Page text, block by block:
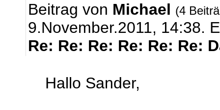
Beitrag von Michael (4
9.November.2011, 14:38.
Re: Re: Re: Re: Re: Re:
Hallo Sander,